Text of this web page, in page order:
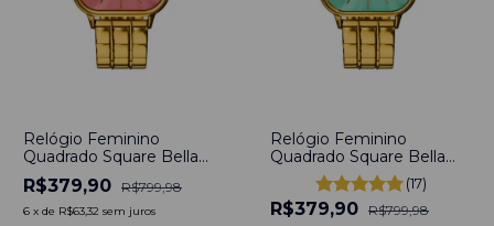
Relógio Feminino
Quadrado Square Bella
Colors Rosa Gold Aço
Inoxidável banhado a
titânio
R$379,90 R$799,98
6 x de R$63,32 sem juros
Relógio Feminino
Quadrado Square Bella
Colors Turquesa Gold Aço
Inoxidável banhado a
titânio
(17)
R$379,90 R$799,98